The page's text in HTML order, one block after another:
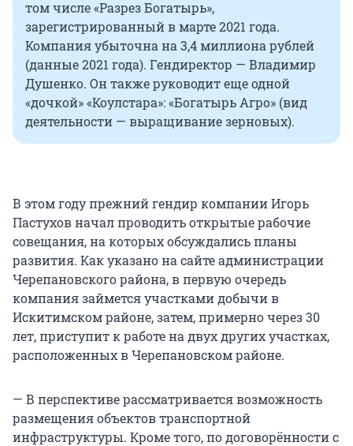
том числе «Разрез Богатырь»,
зарегистрированный в марте 2021 года.
Компания убыточна на 3,4 миллиона рублей
(данные 2021 года). Гендиректор — Владимир
Душенко. Он также руководит еще одной
«дочкой» «Коулстара»: «Богатырь Агро» (вид
деятельности — выращивание зерновых).
В этом году прежний гендир компании Игорь
Пастухов начал проводить открытые рабочие
совещания, на которых обсуждались планы
развития. Как указано на сайте администрации
Черепановского района, в первую очередь
компания займется участками добычи в
Искитимском районе, затем, примерно через 30
лет, приступит к работе на двух других участках,
расположенных в Черепановском районе.
— В перспективе рассматривается возможность
размещения объектов транспортной
инфраструктуры. Кроме того, по договорённости с